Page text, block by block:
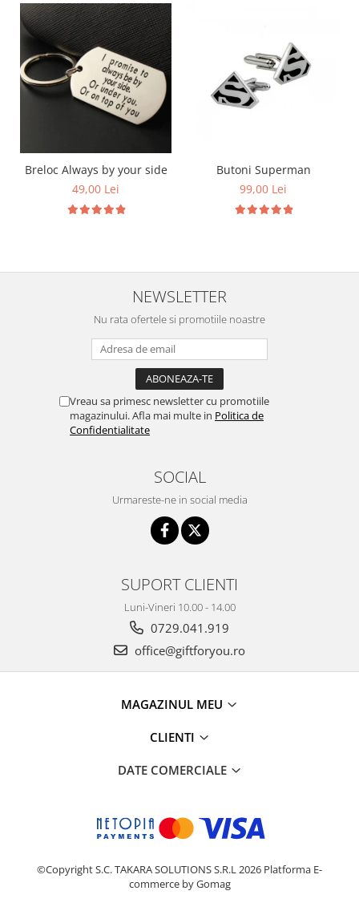
Breloc Always by your side
49,00 Lei
Butoni Superman
99,00 Lei
NEWSLETTER
Nu rata ofertele si promotiile noastre
Vreau sa primesc newsletter cu promotiile
magazinului. Afla mai multe in Politica de
Confidentialitate
SOCIAL
Urmareste-ne in social media
SUPORT CLIENTI
Luni-Vineri 10.00 - 14.00
0729.041.919
office@giftforyou.ro
MAGAZINUL MEU
CLIENTI
DATE COMERCIALE
©Copyright S.C. TAKARA SOLUTIONS S.R.L 2026 Platforma E-
commerce by Gomag